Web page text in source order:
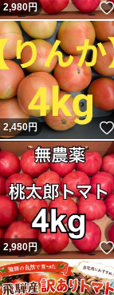
2,980円
2,450円
2,980円